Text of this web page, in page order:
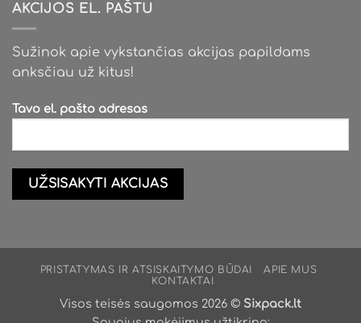
AKCIJOS EL. PAŠTU
Sužinok apie vykstančias akcijas papildams
anksčiau už kitus!
Tavo el. pašto adresas
PRISTATYMAS IR ATSISKAITYMO BŪDAI
APIE MUS
KONTAKTAI
Visos teisės saugomos 2026 © Sixpack.lt